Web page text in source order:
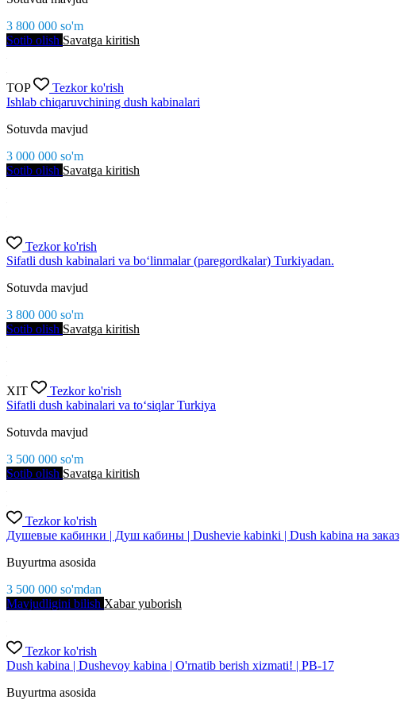
3 800 000 so'm
Sotib olish Savatga kiritish
TOP
Tezkor ko'rish
Ishlab chiqaruvchining dush kabinalari
Sotuvda mavjud
3 000 000 so'm
Sotib olish Savatga kiritish
Tezkor ko'rish
Sifatli dush kabinalari va bo‘linmalar (parеgordkalar) Turkiyadan.
Sotuvda mavjud
3 800 000 so'm
Sotib olish Savatga kiritish
XIT
Tezkor ko'rish
Sifatli dush kabinalari va to‘siqlar Turkiya
Sotuvda mavjud
3 500 000 so'm
Sotib olish Savatga kiritish
Tezkor ko'rish
Душевые кабинки | Душ кабины | Dushevie kabinki | Dush kabina на заказ
Buyurtma asosida
3 500 000 so'mdan
Mavjudligini bilish Xabar yuborish
Tezkor ko'rish
Dush kabina | Dushevoy kabina | O'rnatib berish xizmati! | PB-17
Buyurtma asosida